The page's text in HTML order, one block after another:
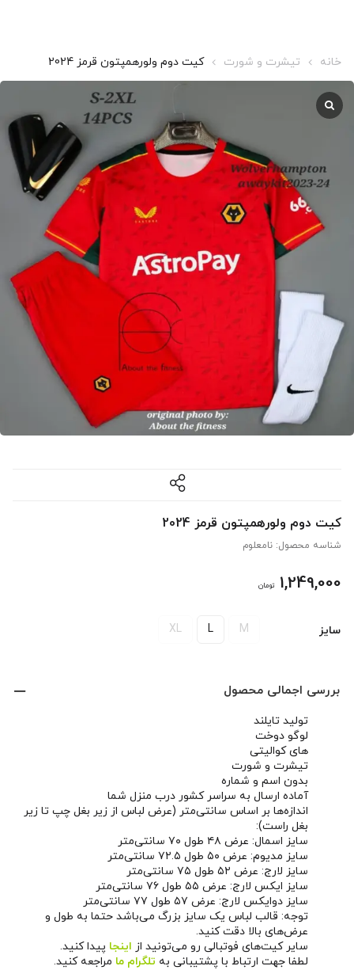
خانه تیشرت و شورت کیت دوم ولورهمپتون قرمز 2024
کیت دوم ولورهمپتون قرمز 2024
شناسه محصول: نامعلوم
1,249,000 تومان
سایز M
L
XL
بررسی اجمالی محصول
تولید تایلند
لوگو دوخت
های کوالیتی
تیشرت و شورت
بدون اسم و شماره
آماده ارسال به سراسر کشور درب منزل شما
اندازه‌ها بر اساس سانتی‌متر (عرض لباس از زیر بغل چپ تا زیر
بغل راست):
سایز اسمال: عرض ۴۸ طول ۷۰ سانتی‌متر
سایز مدیوم: عرض ۵۰ طول ۷۲.۵ سانتی‌متر
سایز لارج: عرض ۵۲ طول ۷۵ سانتی‌متر
سایز ایکس لارج: عرض ۵۵ طول ۷۶ سانتی‌متر
سایز دوایکس لارج: عرض ۵۷ طول ۷۷ سانتی‌متر
توجه: قالب لباس یک سایز بزرگ می‌باشد حتما به طول و
عرض‌های بالا دقت کنید.
سایر کیت‌های فوتبالی رو می‌تونید از اینجا پیدا کنید.
لطفا جهت ارتباط با پشتیبانی به تلگرام ما مراجعه کنید.